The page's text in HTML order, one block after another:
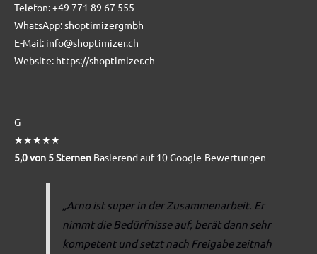
Telefon:+49 771 89 67 555
WhatsApp:shoptimizergmbh
E-Mail: info@shoptimizer.ch
Website: https://shoptimizer.ch
G
★★★★★
5,0 von 5 Sternen Basierend auf 10 Google-Bewertungen
„Arno ist super in der Zusammenarbeit. Er
nimmt die Bedürfnisse auf, berät dann sehr
kompetent und setzt nach Freigabe zeitnah